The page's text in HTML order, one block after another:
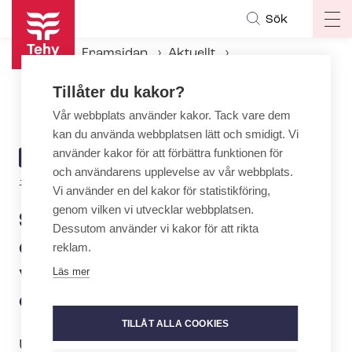
Hoppa
huvudinnehåll
Sök
Framsidan
Aktuellt
ARTICLE
CATEGORY
AKTUELLT
1.12.2023 | 9:00
Studerande, utexamineras
du snart till ett yrke? Läs
varför det är viktigt att bli
ordinarie medlem
Utexamineras du snart till ett yrke eller
Tillåter du kakor?
Vår webbplats använder kakor. Tack vare dem
kan du använda webbplatsen lätt och smidigt. Vi
använder kakor för att förbättra funktionen för
och användarens upplevelse av vår webbplats.
Vi använder en del kakor för statistikföring,
genom vilken vi utvecklar webbplatsen.
Dessutom använder vi kakor för att rikta
reklam.
Läs mer
TILLÅT ALLA COOKIES